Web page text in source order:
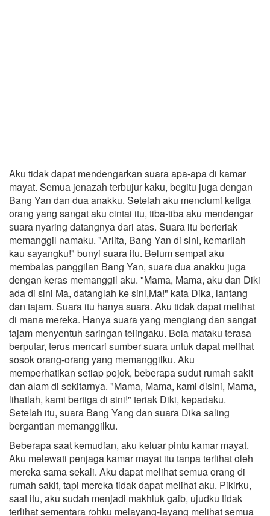
Aku tidak dapat mendengarkan suara apa-apa di kamar
mayat. Semua jenazah terbujur kaku, begitu juga dengan
Bang Yan dan dua anakku. Setelah aku menciumi ketiga
orang yang sangat aku cintai itu, tiba-tiba aku mendengar
suara nyaring datangnya dari atas. Suara itu berteriak
memanggil namaku. "Arlita, Bang Yan di sini, kemarilah
kau sayangku!" bunyi suara itu. Belum sempat aku
membalas panggilan Bang Yan, suara dua anakku juga
dengan keras memanggil aku. "Mama, Mama, aku dan Diki
ada di sini Ma, datanglah ke sini,Ma!" kata Dika, lantang
dan tajam. Suara itu hanya suara. Aku tidak dapat melihat
di mana mereka. Hanya suara yang mengiang dan sangat
tajam menyentuh saringan telingaku. Bola mataku terasa
berputar, terus mencari sumber suara untuk dapat melihat
sosok orang-orang yang memanggilku. Aku
memperhatikan setiap pojok, beberapa sudut rumah sakit
dan alam di sekitarnya. "Mama, Mama, kami disini, Mama,
lihatlah, kami bertiga di sini!" teriak Diki, kepadaku.
Setelah itu, suara Bang Yang dan suara Dika saling
bergantian memanggilku.
Beberapa saat kemudian, aku keluar pintu kamar mayat.
Aku melewati penjaga kamar mayat itu tanpa terlihat oleh
mereka sama sekali. Aku dapat melihat semua orang di
rumah sakit, tapi mereka tidak dapat melihat aku. Pikirku,
saat itu, aku sudah menjadi makhluk gaib, ujudku tidak
terlihat sementara rohku melayang-layang melihat semua